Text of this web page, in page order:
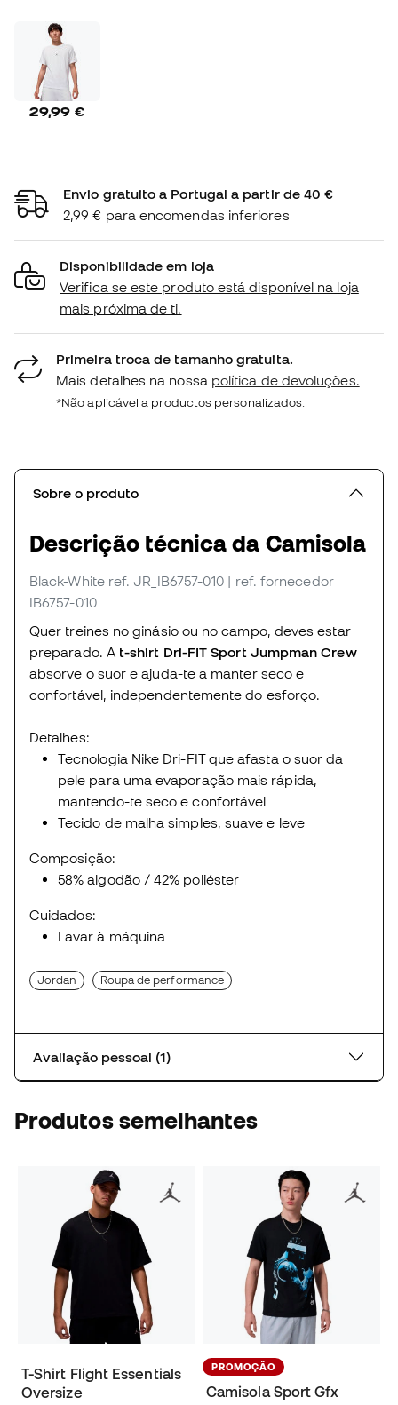
29,99 €
Envio gratuito a Portugal a partir de 40 €
2,99 € para encomendas inferiores
Disponibilidade em loja
Verifica se este produto está disponível na loja
mais próxima de ti.
Primeira troca de tamanho gratuita.
Mais detalhes na nossa política de devoluções.
*Não aplicável a productos personalizados.
Sobre o produto
Descrição técnica da Camisola
Black-White ref. JR_IB6757-010 | ref. fornecedor
IB6757-010
Quer treines no ginásio ou no campo, deves estar
preparado. A t-shirt Dri-FIT Sport Jumpman Crew
absorve o suor e ajuda-te a manter seco e
confortável, independentemente do esforço.
Detalhes:
Tecnologia Nike Dri-FIT que afasta o suor da
pele para uma evaporação mais rápida,
mantendo-te seco e confortável
Tecido de malha simples, suave e leve
Composição:
58% algodão / 42% poliéster
Cuidados:
Lavar à máquina
Jordan Roupa de performance
Avaliação pessoal (1)
Produtos semelhantes
T-Shirt Flight Essentials
Oversize
PROMOÇÃO
Camisola Sport Gfx